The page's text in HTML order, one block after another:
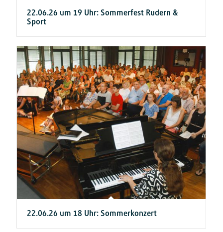
22.06.26 um 19 Uhr: Sommerfest Rudern &
Sport
22.06.26 um 18 Uhr: Sommerkonzert